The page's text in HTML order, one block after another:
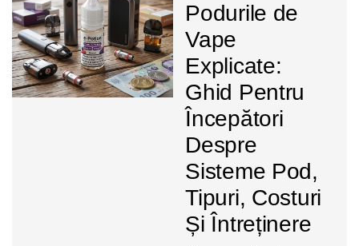
Podurile de
Vape
Explicate:
Ghid Pentru
Începători
Despre
Sisteme Pod,
Tipuri, Costuri
Și Întreținere